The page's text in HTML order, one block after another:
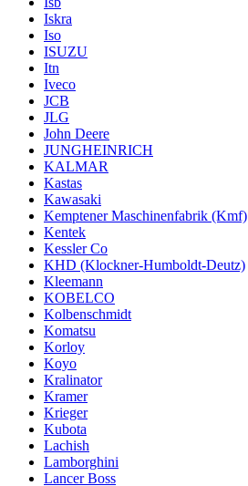
Iskra
Iso
ISUZU
Itn
Iveco
JCB
JLG
John Deere
JUNGHEINRICH
KALMAR
Kastas
Kawasaki
Kemptener Maschinenfabrik (Kmf)
Kentek
Kessler Co
KHD (Klockner-Humboldt-Deutz)
Kleemann
KOBELCO
Kolbenschmidt
Komatsu
Korloy
Koyo
Kralinator
Kramer
Krieger
Kubota
Lachish
Lamborghini
Lancer Boss